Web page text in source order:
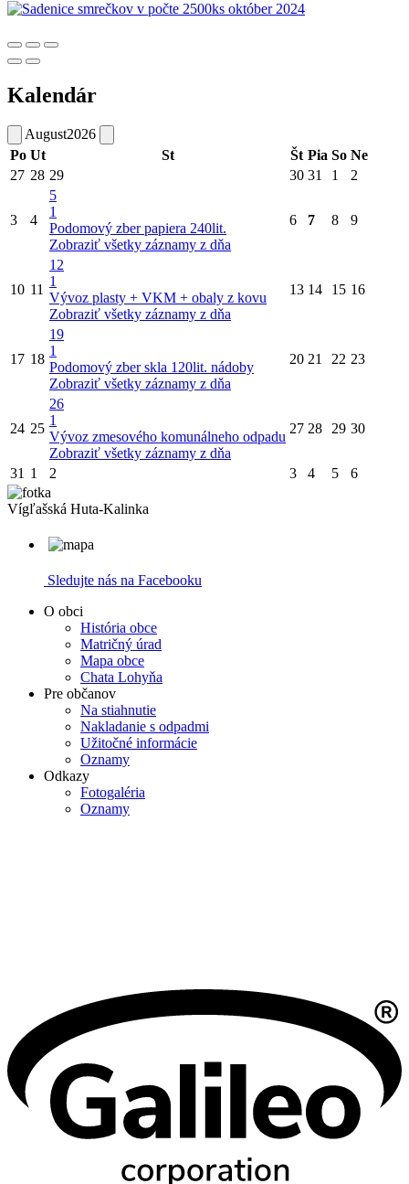
Kalendár
August2026
Po Ut St Št Pia So Ne
27 28 29 30 31 1 2
3 4
5
1
Podomový zber papiera 240lit.
Zobraziť všetky záznamy z dňa
6 7 8 9
10 11
12
1
Vývoz plasty + VKM + obaly z kovu
Zobraziť všetky záznamy z dňa
13 14 15 16
17 18
19
1
Podomový zber skla 120lit. nádoby
Zobraziť všetky záznamy z dňa
20 21 22 23
24 25
26
1
Vývoz zmesového komunálneho odpadu
Zobraziť všetky záznamy z dňa
27 28 29 30
31 1 2 3 4 5 6
Vígľašská Huta-Kalinka
Sledujte nás na Facebooku
O obci
História obce
Matričný úrad
Mapa obce
Chata Lohyňa
Pre občanov
Na stiahnutie
Nakladanie s odpadmi
Užitočné informácie
Oznamy
Odkazy
Fotogaléria
Oznamy